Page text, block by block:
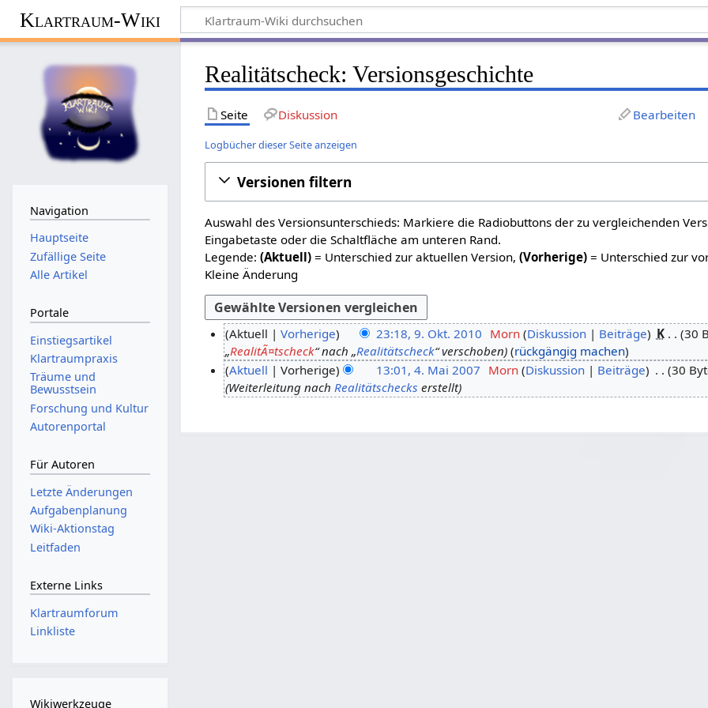
Klartraum-Wiki
Realitätscheck: Versionsgeschichte
Seite Diskussion Bearbeiten
Logbücher dieser Seite anzeigen
Versionen filtern
Auswahl des Versionsunterschieds: Markiere die Radiobuttons der zu vergleichenden
Eingabetaste oder die Schaltfläche am unteren Rand.
Legende:(Aktuell) = Unterschied zur aktuellen Version,(Vorherige) = Unterschied zur
Kleine Änderung
Aktuell Vorherige 23:18, 9. Okt. 2010 Morn Diskussion Beiträge K 30
„RealitÃ¤tscheck“ nach „Realitätscheck“ verschoben rückgängig machen
Aktuell Vorherige 13:01, 4. Mai 2007 Morn Diskussion Beiträge 30
Weiterleitung nach Realitätschecks erstellt
Navigation
Hauptseite
Zufällige Seite
Alle Artikel
Portale
Einstiegsartikel
Klartraumpraxis
Träume und
Bewusstsein
Forschung und Kultur
Autorenportal
Für Autoren
Letzte Änderungen
Aufgabenplanung
Wiki-Aktionstag
Leitfaden
Externe Links
Klartraumforum
Linkliste
Wikiwerkzeuge